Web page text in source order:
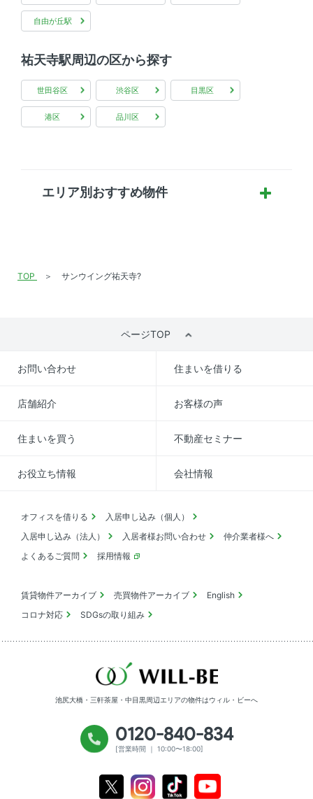
自由が丘駅
祐天寺駅周辺の区から探す
世田谷区 渋谷区 目黒区
港区 品川区
エリア別おすすめ物件
TOP サンウイング祐天寺?
ページTOP
お問い合わせ 住まいを借りる
店舗紹介 お客様の声
住まいを買う 不動産セミナー
お役立ち情報 会社情報
オフィスを借りる
入居申し込み（個人）
入居申し込み（法人）
入居者様お問い合わせ
仲介業者様へ
よくあるご質問
採用情報
賃貸物件アーカイブ 売買物件アーカイブ
English
コロナ対応
SDGsの取り組み
池尻大橋・三軒茶屋・中目黒周辺エリアの物件はウィル・ビーへ
0120-840-834
[営業時間 ｜ 10:00〜18:00]
InstagramTiktok